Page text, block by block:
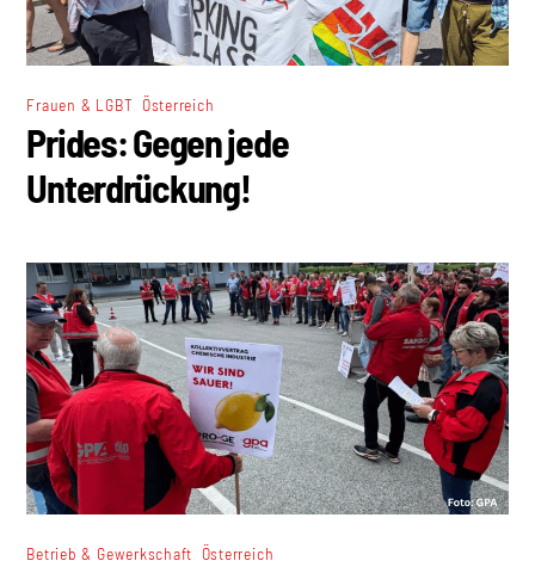
Frauen & LGBT Österreich
Prides: Gegen jede
Unterdrückung!
Betrieb & Gewerkschaft Österreich